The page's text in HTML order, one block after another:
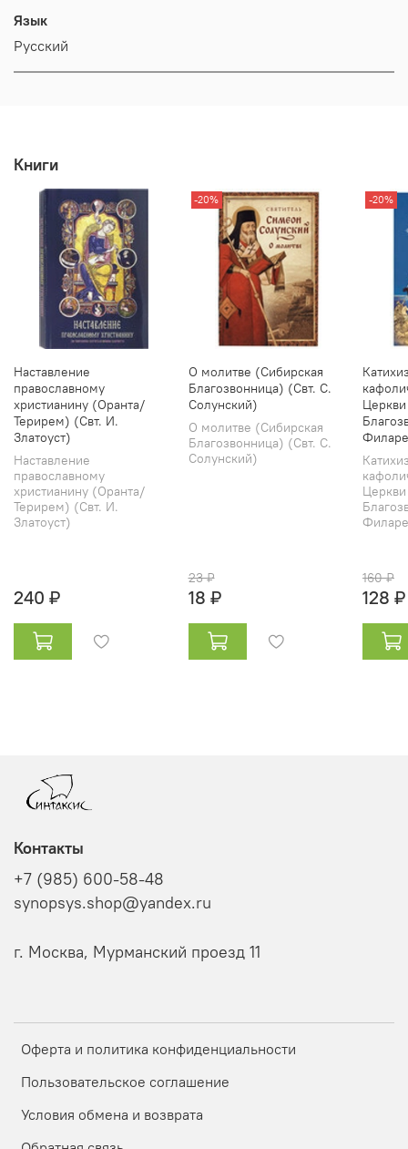
Язык
Русский
Книги
Наставление
православному
христианину (Оранта/
Терирем) (Свт. И.
Златоуст)
Наставление
православному
христианину (Оранта/
Терирем) (Свт. И.
Златоуст)
240 ₽
-20%
О молитве (Сибирская
Благозвонница) (Свт. С.
Солунский)
О молитве (Сибирская
Благозвонница) (Свт. С.
Солунский)
23 ₽
18 ₽
-20%
160 ₽
128 ₽
Оферта и политика конфиденциальности
Пользовательское соглашение
Условия обмена и возврата
Контакты
+7 (985) 600-58-48
synopsys.shop@yandex.ru
г. Москва, Мурманский проезд 11